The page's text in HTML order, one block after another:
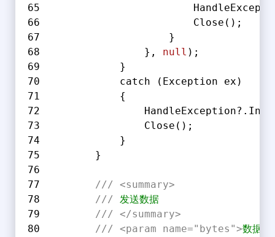
                        Close();
                    }
                },
null );
            }
            catch (Exception ex)
            {
                Close();
            }
        }
/// <summary>
/// 发送数据
/// </summary>
/// <param name="bytes">数据字